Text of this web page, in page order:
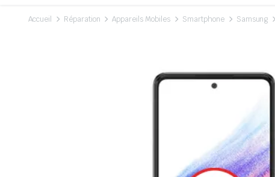
Accueil Réparation Appareils Mobiles Smartphone Samsung